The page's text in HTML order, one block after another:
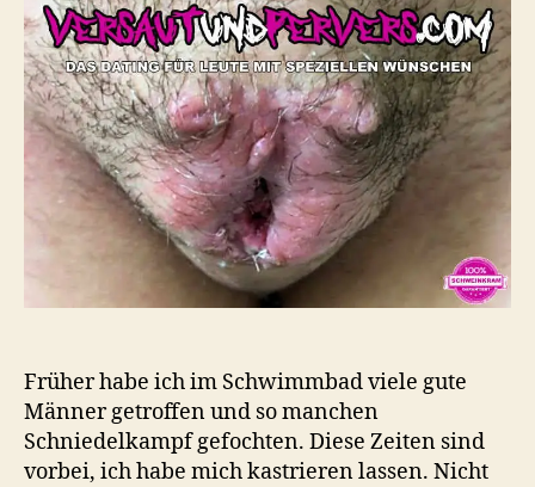
Früher habe ich im Schwimmbad viele gute
Männer getroffen und so manchen
Schniedelkampf gefochten. Diese Zeiten sind
vorbei, ich habe mich kastrieren lassen. Nicht